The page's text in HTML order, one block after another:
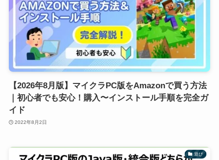
【2026年8月版】マイクラPC版をAmazonで買う方法
｜初心者でも安心！購入〜インストール手順を完全ガ
イド
2022年8月2日
遊び